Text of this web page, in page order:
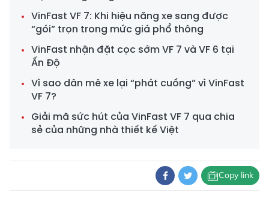
VinFast VF 7: Khi hiệu năng xe sang được
“gói” trọn trong mức giá phổ thông
VinFast nhận đặt cọc sớm VF 7 và VF 6 tại
Ấn Độ
Vì sao dân mê xe lại “phát cuồng” vì VinFast
VF 7?
Giải mã sức hút của VinFast VF 7 qua chia
sẻ của những nhà thiết kế Việt
Copy link